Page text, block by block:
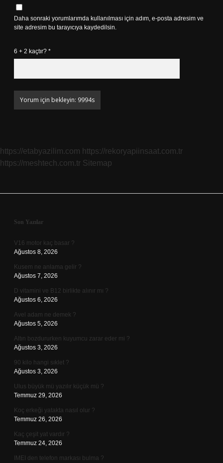
Daha sonraki yorumlarımda kullanılması için adım, e-posta adresim ve
site adresim bu tarayıcıya kaydedilsin.
6 + 2 kaçtır? *
https://etabyazilim.com https://rekoryapiinsaat.com.tr
https://meshtech.com.tr Sitemap
Sidebar
Son Yazılar
V16 motor kaç basar ?
Ağustos 8, 2026
Kusem ne anlama gelir ?
Ağustos 7, 2026
D vitamini ve B12 birlikte alınır mı ?
Ağustos 6, 2026
Avel adam ne demek ?
Ağustos 5, 2026
Altın bozdururken kuyumcu zarar eder mi ?
Ağustos 3, 2026
90 kilo hangi sıklet ?
Ağustos 3, 2026
Ulus büyük mü yazılır küçük mü ?
Temmuz 29, 2026
Koç erkeği yatakta nasıl olur ?
Temmuz 26, 2026
Kaç çeşit yat vardır ?
Temmuz 24, 2026
IMEI den telefon markası bulma ?